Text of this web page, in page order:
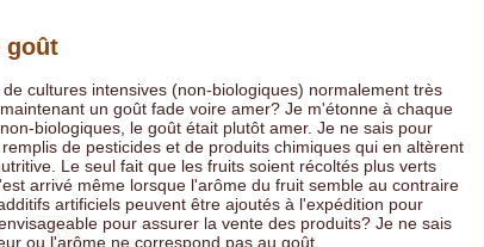
goût
cultures intensives (non-biologiques) normalement très
un goût fade voire amer? Je m'étonne à chaque
biologiques, le goût était plutôt amer. Je ne sais pour
de pesticides et de produits chimiques qui en altèrent
Le seul fait que les fruits soient récoltés plus verts
arrivé même lorsque l'arôme du fruit semble au contraire
artificiels peuvent être ajoutés à l'expédition pour
pour assurer la vente des produits? Je ne sais
ou l'arôme ne correspond pas au goût.